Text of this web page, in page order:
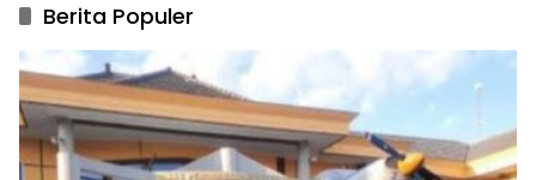
Berita Populer